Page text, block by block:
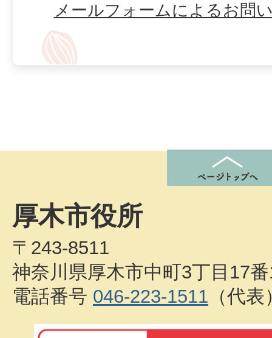
メールフォームによるお問
厚木市役所
〒243-8511
神奈川県厚木市中町3丁目17
電話番号 046-223-1511 （代表